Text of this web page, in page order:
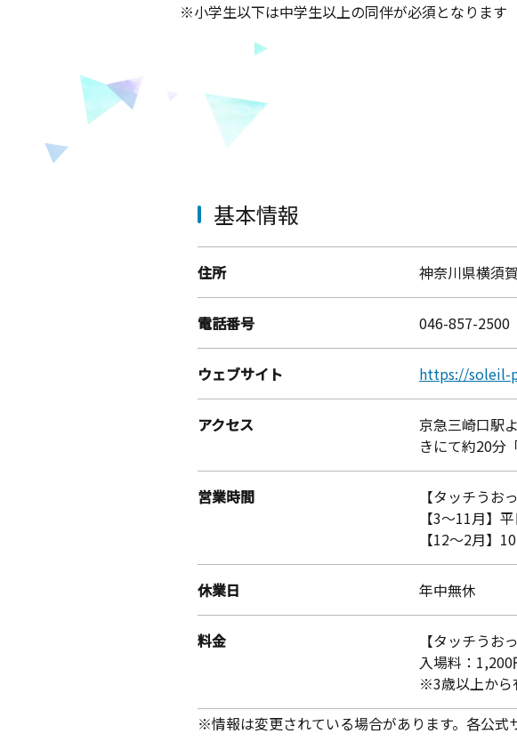
※小学生以下は中学生以上の同伴が必須となります（
基本情報
住所 神奈川県横須
電話番号 046-857-2500
ウェブサイト https://soleil-
アクセス
京急三崎口駅
きにて約20分
営業時間
【タッチうお
【3～11月】
【12～2月】
休業日 年中無休
料金
【タッチうお
入場料：
※3歳以上か
※情報は変更されている場合があります。各公式